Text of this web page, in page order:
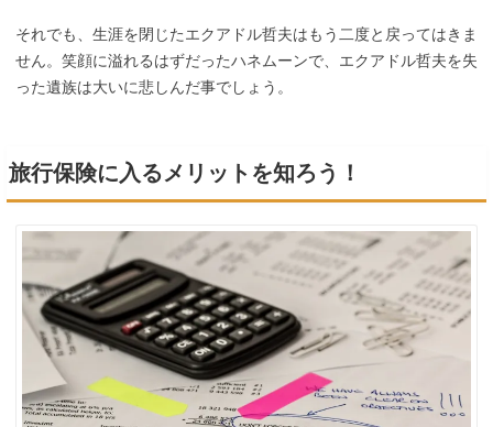
それでも、生涯を閉じたエクアドル哲夫はもう二度と戻ってはきま
せん。笑顔に溢れるはずだったハネムーンで、エクアドル哲夫を失
った遺族は大いに悲しんだ事でしょう。
旅行保険に入るメリットを知ろう！